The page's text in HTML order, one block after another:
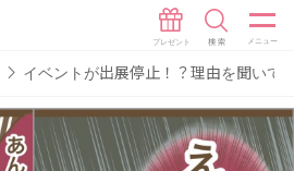
イベントが出展停止！？理由を聞い